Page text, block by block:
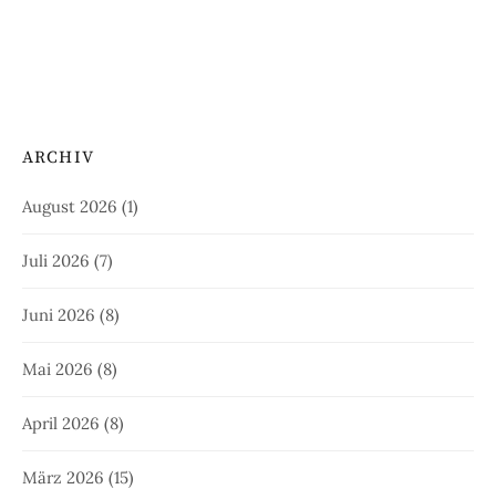
ARCHIV
August 2026 (1)
Juli 2026 (7)
Juni 2026 (8)
Mai 2026 (8)
April 2026 (8)
März 2026 (15)